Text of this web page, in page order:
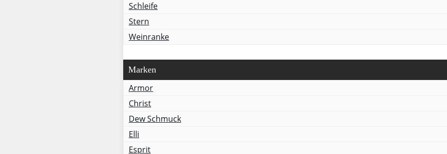
Schleife
Stern
Weinranke
Marken
Armor
Christ
Dew Schmuck
Elli
Esprit